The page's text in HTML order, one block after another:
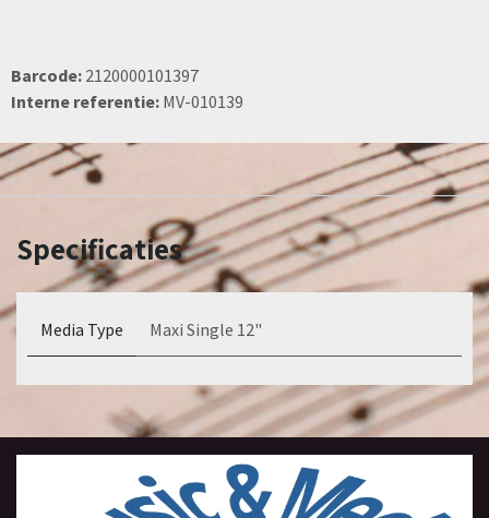
Barcode: 2120000101397
Interne referentie: MV-010139
Specificaties
Media Type Maxi Single 12"